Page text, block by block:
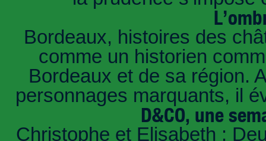
Bordeaux, histoires des
comme un historien
Bordeaux et de sa région.
personnages marquants, il
D&CO, une
Christophe et Elisabeth :